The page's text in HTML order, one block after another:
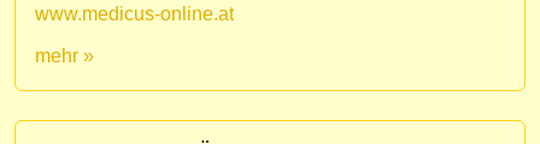
www.medicus-online.at
mehr »